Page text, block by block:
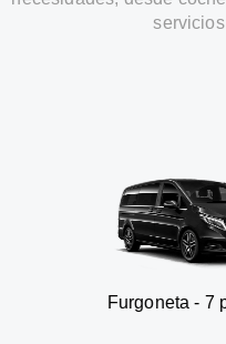
Furgoneta - 7 personas